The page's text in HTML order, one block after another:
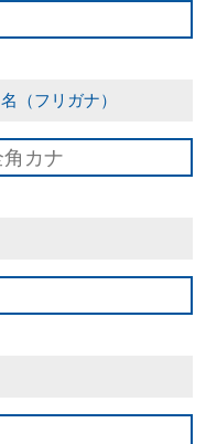
名（フリガナ）